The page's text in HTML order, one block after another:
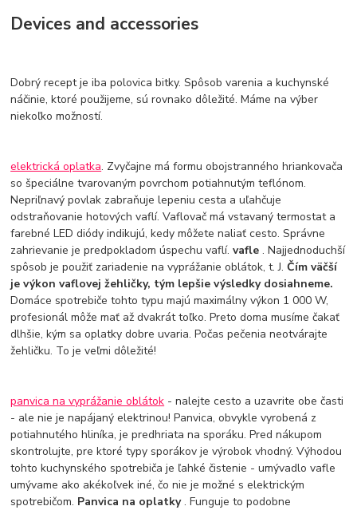
Devices and accessories
Dobrý recept je iba polovica bitky. Spôsob varenia a kuchynské
náčinie, ktoré použijeme, sú rovnako dôležité. Máme na výber
niekoľko možností.
elektrická oplatka. Zvyčajne má formu obojstranného hriankovača
so špeciálne tvarovaným povrchom potiahnutým teflónom.
Nepriľnavý povlak zabraňuje lepeniu cesta a uľahčuje
odstraňovanie hotových vaflí. Vaflovač má vstavaný termostat a
farebné LED diódy indikujú, kedy môžete naliať cesto. Správne
zahrievanie je predpokladom úspechu vaflí.vafle. Najjednoduchší
spôsob je použiť zariadenie na vyprážanie oblátok, t. J.Čím väčší
je výkon vaflovej žehličky, tým lepšie výsledky dosiahneme.
Domáce spotrebiče tohto typu majú maximálny výkon 1 000 W,
profesionál môže mať až dvakrát toľko. Preto doma musíme čakať
dlhšie, kým sa oplatky dobre uvaria. Počas pečenia neotvárajte
žehličku. To je veľmi dôležité!
panvica na vyprážanie oblátok - nalejte cesto a uzavrite obe časti
- ale nie je napájaný elektrinou! Panvica, obvykle vyrobená z
potiahnutého hliníka, je predhriata na sporáku. Pred nákupom
skontrolujte, pre ktoré typy sporákov je výrobok vhodný. Výhodou
tohto kuchynského spotrebiča je ľahké čistenie - umývadlo vafle
umývame ako akékoľvek iné, čo nie je možné s elektrickým
spotrebičom. Panvica na oplatky. Funguje to podobne